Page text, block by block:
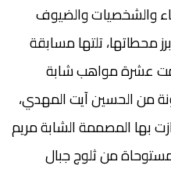
والشخصيات والضيوف
محطاتها، تلتها مسابقة
عشرة مواهب شابة
من الحسين آيت المهدي،
بها المصممة الشابة مريم
من ثلوج جبال